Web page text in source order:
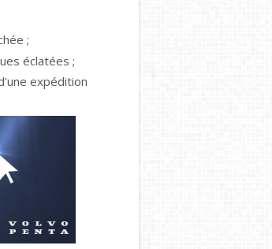
;
éclatées ;
expédition